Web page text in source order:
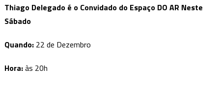
Thiago Delegado é o Convidado do Espaço DO AR Neste
Sábado
Quando: 22 de Dezembro
Hora:às 20h